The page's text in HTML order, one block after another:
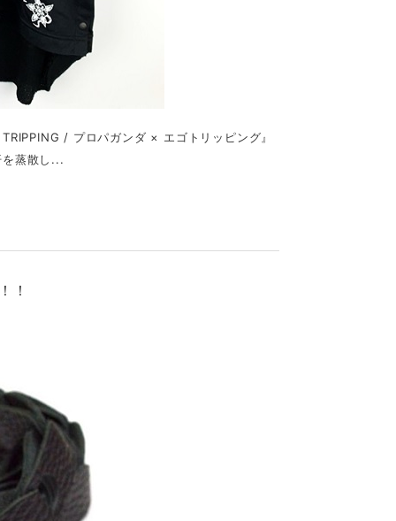
/ プロパガンダ × エゴトリッピング』
蒸散し...
！